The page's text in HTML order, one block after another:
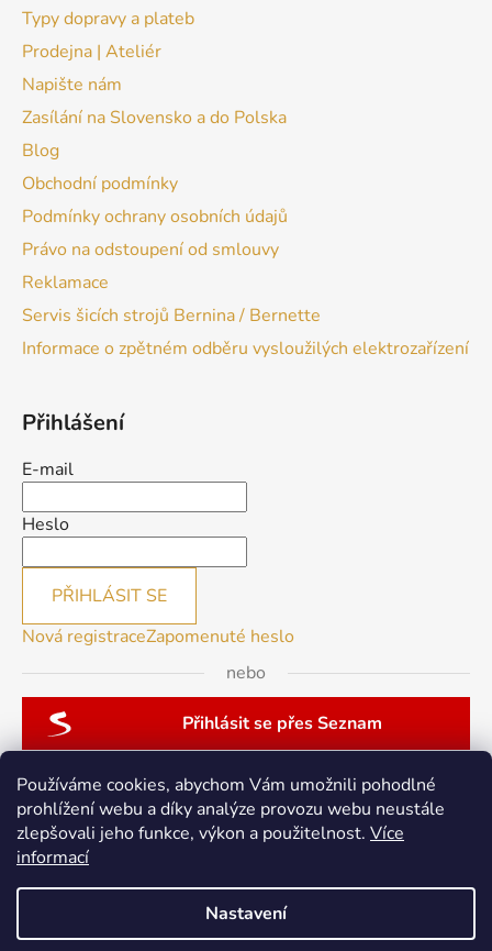
Používáme cookies, abychom Vám umožnili pohodlné
prohlížení webu a díky analýze provozu webu neustále
zlepšovali jeho funkce, výkon a použitelnost. Více
informací
Nastavení
Typy dopravy a plateb
Prodejna | Ateliér
Napište nám
Zasílání na Slovensko a do Polska
Blog
Obchodní podmínky
Podmínky ochrany osobních údajů
Právo na odstoupení od smlouvy
Reklamace
Servis šicích strojů Bernina / Bernette
Informace o zpětném odběru vysloužilých elektrozařízení
Přihlášení
E-mail
Heslo
PŘIHLÁSIT SE
Nová registraceZapomenuté heslo
nebo
Přihlásit se přes Seznam
patchwork-aja.cz